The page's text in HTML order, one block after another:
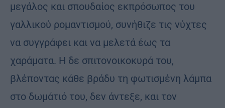
μεγάλος και σπουδαίος εκπρόσωπος του
γαλλικού ρομαντισμού, συνήθιζε τις νύχτες
να συγγράφει και να μελετά έως τα
χαράματα. Η δε σπιτονοικοκυρά του,
βλέποντας κάθε βράδυ τη φωτισμένη λάμπα
στο δωμάτιό του, δεν άντεξε, και τον